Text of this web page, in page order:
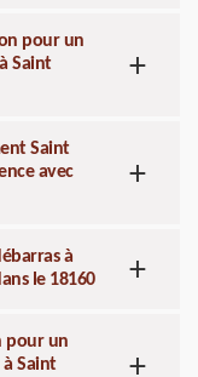
pour un
Saint
Saint
avec
à
le 18160
pour un
Saint